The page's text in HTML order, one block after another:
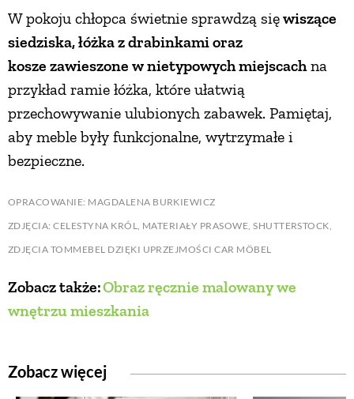
W pokoju chłopca świetnie sprawdzą sięwiszące
siedziska, łóżka z drabinkami oraz
kosze zawieszone w nietypowych miejscachna
przykład ramie łóżka, które ułatwią
przechowywanie ulubionych zabawek. Pamiętaj,
aby meble były funkcjonalne, wytrzymałe i
bezpieczne.
OPRACOWANIE: MAGDALENA BURKIEWICZ
ZDJĘCIA: CELESTYNA KRÓL, MATERIAŁY PRASOWE, SHUTTERSTOCK,
ZDJĘCIA TOMMEBEL DZIĘKI UPRZEJMOŚCI CAR MÖBEL
Zobacz także:Obraz ręcznie malowany we
wnętrzu mieszkania
Zobacz więcej